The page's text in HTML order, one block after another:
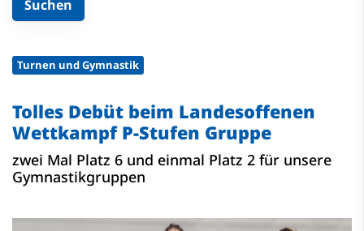
Turnen und Gymnastik
Tolles Debüt beim Landesoffenen
Wettkampf P-Stufen Gruppe
zwei Mal Platz 6 und einmal Platz 2 für unsere
Gymnastikgruppen